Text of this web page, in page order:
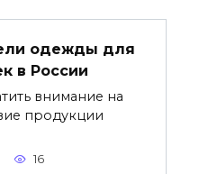
одежды для
в России
внимание на
продукции
16